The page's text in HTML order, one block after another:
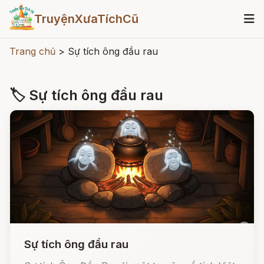
TruyệnXưaTíchCũ
Trang chủ > Sự tích ông đầu rau
🏷 Sự tích ông đầu rau
Sự tích ông đầu rau